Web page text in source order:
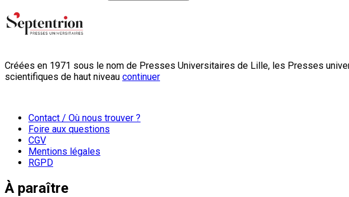
Créées en 1971 sous le nom de Presses Universitaires de Lille, les Presses
scientifiques de haut niveau continuer
Contact / Où nous trouver ?
Foire aux questions
CGV
Mentions légales
RGPD
À paraître